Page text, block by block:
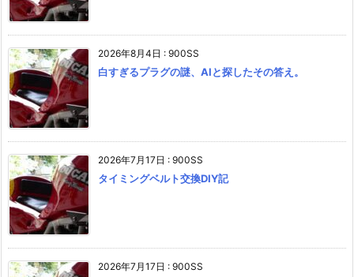
2026年8月4日 : 900SS
白すぎるプラグの謎、AIと探したその答え。
2026年7月17日 : 900SS
タイミングベルト交換DIY記
2026年7月17日 : 900SS